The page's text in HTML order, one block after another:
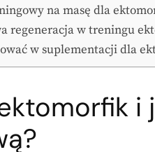
na masę dla
regeneracja w treningu
w suplementacji dla
i